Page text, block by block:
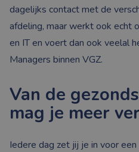
dagelijks contact met de
afdeling, maar werkt ook echt
en IT en voert dan ook veelal
Managers binnen VGZ.
Van de
mag je meer
Iedere dag zet jij je in voor